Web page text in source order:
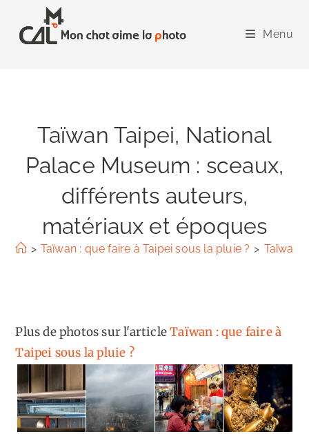
content
Menu
Taïwan Taipei, National
Palace Museum : sceaux,
différents auteurs,
matériaux et époques
> Taïwan : que faire à Taipei sous la pluie ? > Taïwan
Plus de photos sur l'articleTaïwan : que faire à
Taipei sous la pluie ?